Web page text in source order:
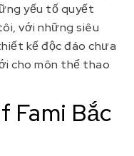
yếu tố quyết
với những siêu
kế độc đáo chưa
cho môn thể thao
Fami Bắc